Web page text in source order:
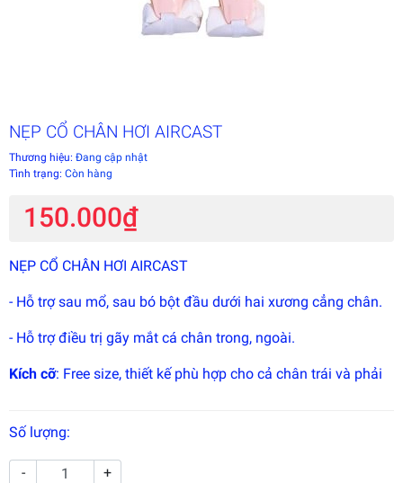
NẸP CỔ CHÂN HƠI AIRCAST
Thương hiệu: Đang cập nhật
Tình trạng: Còn hàng
150.000₫
NẸP CỔ CHÂN HƠI AIRCAST
- Hỗ trợ sau mổ, sau bó bột đầu dưới hai xương cẳng chân.
- Hỗ trợ điều trị gãy mắt cá chân trong, ngoài.
Kích cỡ: Free size, thiết kế phù hợp cho cả chân trái và phải
Số lượng:
- +